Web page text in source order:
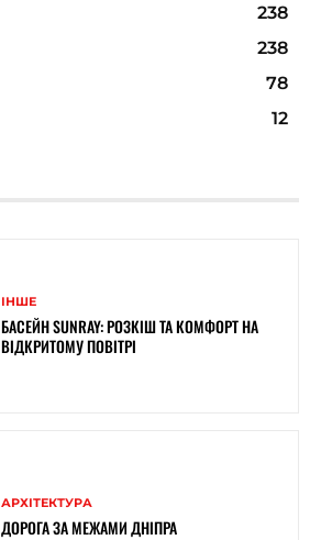
238
238
78
12
ІНШЕ
БАСЕЙН SUNRAY: РОЗКІШ ТА КОМФОРТ НА
ВІДКРИТОМУ ПОВІТРІ
АРХІТЕКТУРА
ДОРОГА ЗА МЕЖАМИ ДНІПРА